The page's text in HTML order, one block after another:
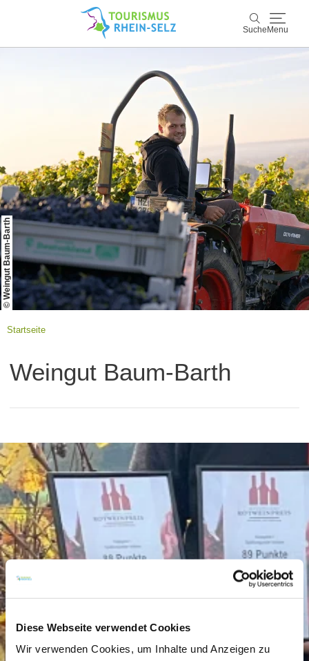
Diese Webseite verwendet Cookies
Wir verwenden Cookies, um Inhalte und Anzeigen zu
Suche Menu
Rhein-Selz
Entdecken & Erleben
Wein & Genuss
Kultur & Events
Buchen & Service
© Weingut Baum-Barth
Startseite
Weingut Baum-Barth